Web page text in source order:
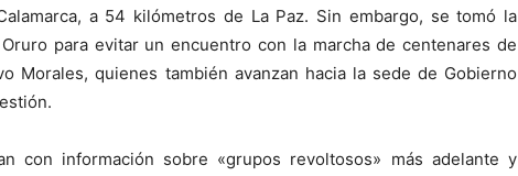
a 54 kilómetros de La Paz. Sin embargo, se tomó la
para evitar un encuentro con la marcha de centenares de
Morales, quienes también avanzan hacia la sede de Gobierno
con información sobre «grupos revoltosos» más adelante y